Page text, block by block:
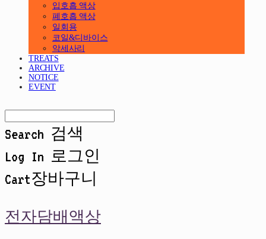
입호흡 액상
폐호흡 액상
일회용
코일&디바이스
악세사리
TREATS
ARCHIVE
NOTICE
EVENT
Search 검색
Log In 로그인
Cart장바구니
전자담배액상